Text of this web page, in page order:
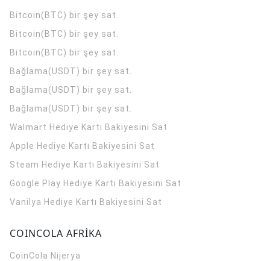
Bitcoin(BTC) bir şey sat.
Bitcoin(BTC) bir şey sat.
Bitcoin(BTC) bir şey sat.
Bağlama(USDT) bir şey sat.
Bağlama(USDT) bir şey sat.
Bağlama(USDT) bir şey sat.
Walmart Hediye Kartı Bakiyesini Sat
Apple Hediye Kartı Bakiyesini Sat
Steam Hediye Kartı Bakiyesini Sat
Google Play Hediye Kartı Bakiyesini Sat
Vanilya Hediye Kartı Bakiyesini Sat
COINCOLA AFRİKA
CoinCola Nijerya